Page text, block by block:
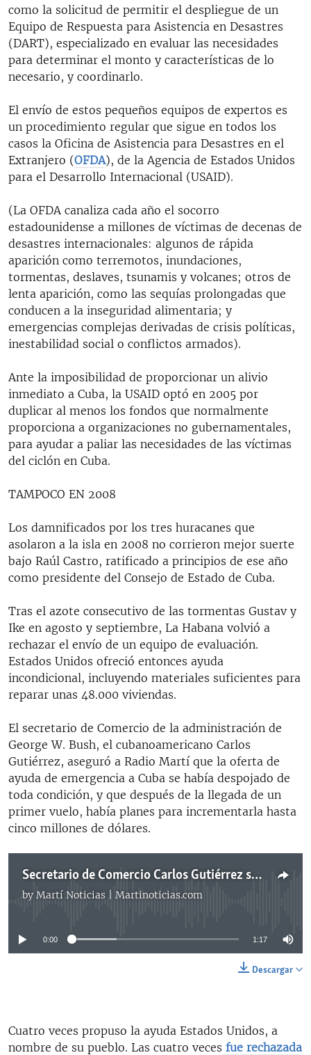
como la solicitud de permitir el despliegue de un
Equipo de Respuesta para Asistencia en Desastres
(DART), especializado en evaluar las necesidades
para determinar el monto y características de lo
necesario, y coordinarlo.
El envío de estos pequeños equipos de expertos es
un procedimiento regular que sigue en todos los
casos la Oficina de Asistencia para Desastres en el
Extranjero (OFDA), de la Agencia de Estados Unidos
para el Desarrollo Internacional (USAID).
(La OFDA canaliza cada año el socorro
estadounidense a millones de víctimas de decenas de
desastres internacionales: algunos de rápida
aparición como terremotos, inundaciones,
tormentas, deslaves, tsunamis y volcanes; otros de
lenta aparición, como las sequías prolongadas que
conducen a la inseguridad alimentaria; y
emergencias complejas derivadas de crisis políticas,
inestabilidad social o conflictos armados).
Ante la imposibilidad de proporcionar un alivio
inmediato a Cuba, la USAID optó en 2005 por
duplicar al menos los fondos que normalmente
proporciona a organizaciones no gubernamentales,
para ayudar a paliar las necesidades de las víctimas
del ciclón en Cuba.
TAMPOCO EN 2008
Los damnificados por los tres huracanes que
asolaron a la isla en 2008 no corrieron mejor suerte
bajo Raúl Castro, ratificado a principios de ese año
como presidente del Consejo de Estado de Cuba.
Tras el azote consecutivo de las tormentas Gustav y
Ike en agosto y septiembre, La Habana volvió a
rechazar el envío de un equipo de evaluación.
Estados Unidos ofreció entonces ayuda
incondicional, incluyendo materiales suficientes para
reparar unas 48.000 viviendas.
El secretario de Comercio de la administración de
George W. Bush, el cubanoamericano Carlos
Gutiérrez, aseguró a Radio Martí que la oferta de
ayuda de emergencia a Cuba se había despojado de
toda condición, y que después de la llegada de un
primer vuelo, había planes para incrementarla hasta
cinco millones de dólares.
Secretario de Comercio Carlos Gutiérrez sobre rechazo cubano a ayuda de EE.UU.
by Martí Noticias | Martinoticias.com
No media source currently available
0:00 1:17
Descargar
Cuatro veces propuso la ayuda Estados Unidos, a
nombre de su pueblo. Las cuatro veces fue rechazada